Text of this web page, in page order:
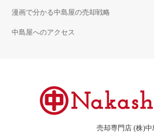
漫画で分かる中島屋の売却戦略
中島屋へのアクセス
売却専門店 (株)中